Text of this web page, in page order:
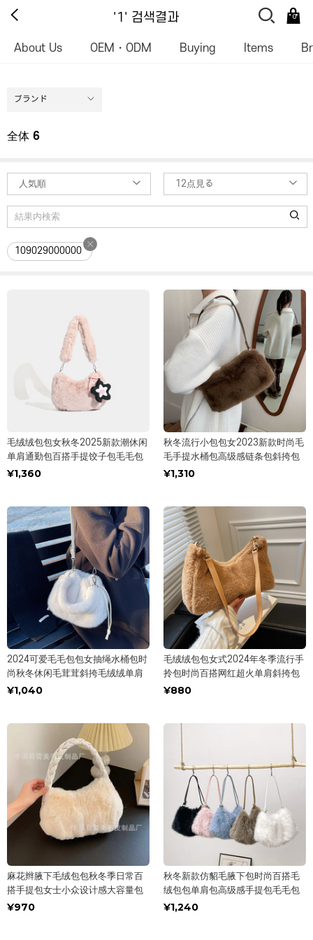
'1' 검색결과 0
About Us OEM・ODM Buying Items
ブランド
全体 6
人気順 12点見る
109029000000
毛绒绒包包女秋冬2025新款潮休闲
单肩通勤包百搭手提饺子包毛毛包
¥1,360
秋冬流行小包包女2023新款时尚毛
毛手提水桶包高级感链条包斜挎包
¥1,310
2024可爱毛毛包包女抽绳水桶包时
尚秋冬休闲毛茸茸斜挎毛绒绒单肩
¥1,040
毛绒绒包包女式2024年冬季流行手
拎包时尚百搭网红超火单肩斜挎包
¥880
麻花辫腋下毛绒包包秋冬季日常百
搭手提包女士小众设计感大容量包
¥970
秋冬新款仿貂毛腋下包时尚百搭毛
绒包包单肩包高级感手提包毛毛包
¥1,240